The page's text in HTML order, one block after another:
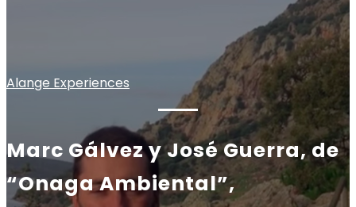
Alange Experiences
Marc Gálvez y José Guerra, de
“Onaga Ambiental”,